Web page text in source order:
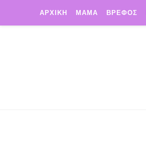
ΑΡΧΙΚΗ ΜΑΜΑ ΒΡΕΦΟΣ